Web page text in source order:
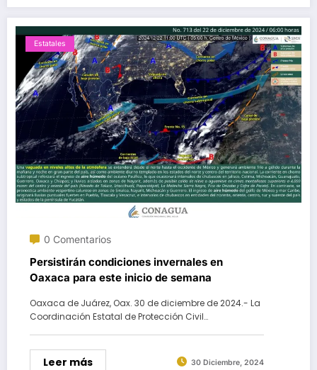
Estatales
0 Comentarios
Persistirán condiciones invernales en
Oaxaca para este inicio de semana
Oaxaca de Juárez, Oax. 30 de diciembre de 2024.- La
Coordinación Estatal de Protección Civil…
Leer más 30 Diciembre, 2024